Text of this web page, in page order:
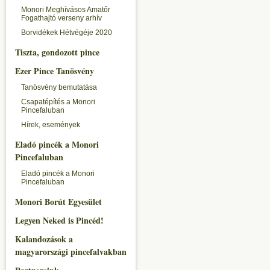
Monori Meghívásos Amatőr
Fogathajtó verseny arhív
Borvidékek Hétvégéje 2020
Tiszta, gondozott pince
Ezer Pince Tanösvény
Tanösvény bemutatása
Csapatépítés a Monori
Pincefaluban
Hírek, események
Eladó pincék a Monori
Pincefaluban
Eladó pincék a Monori
Pincefaluban
Monori Borút Egyesület
Legyen Neked is Pincéd!
Kalandozások a
magyarországi pincefalvakban